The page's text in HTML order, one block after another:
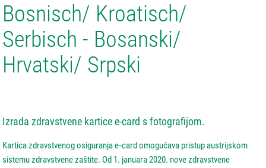
Bosnisch/ Kroatisch/
Serbisch - Bosanski/
Hrvatski/ Srpski
Izrada zdravstvene kartice e-card s fotografijom.
Kartica zdravstvenog osiguranja e‑card omogućava pristup austrijskom
sistemu zdravstvene zaštite. Od 1. januara 2020. nove zdravstvene